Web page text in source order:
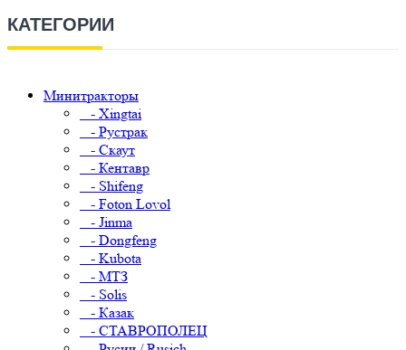
КАТЕГОРИИ
Минитракторы
- Xingtai
- Рустрак
- Скаут
- Кентавр
- Shifeng
- Foton Lovol
- Jinma
- Dongfeng
- Kubota
- МТЗ
- Solis
- Казак
- СТАВРОПОЛЕЦ